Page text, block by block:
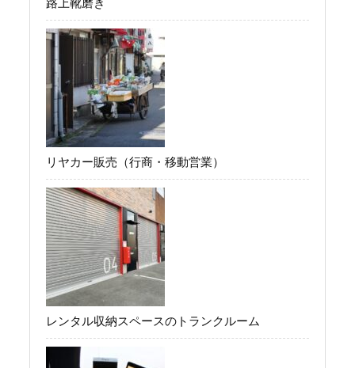
リヤカー販売（行商・移動営業）
レンタル収納スペースのトランクルーム